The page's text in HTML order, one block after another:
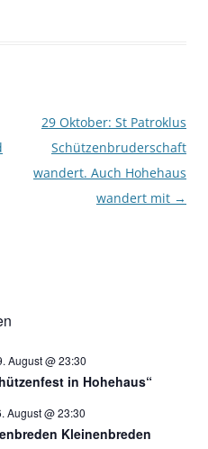
29 Oktober: St Patroklus
Schützenbruderschaft
wandert. Auch Hohehaus
wandert mit →
August @ 23:30
in Hohehaus“
August @ 23:30
Kleinenbreden